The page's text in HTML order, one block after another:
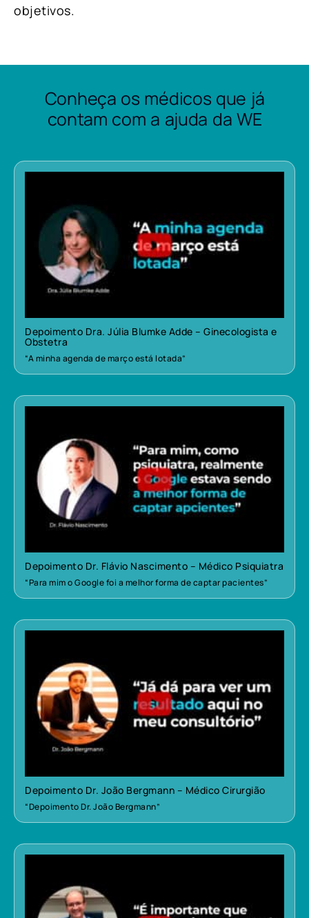
objetivos.
Conheça os médicos que já
contam com a ajuda da WE
Depoimento Dra. Júlia Blumke Adde – Ginecologista e
Obstetra
“A minha agenda de março está lotada”
Depoimento Dr. Flávio Nascimento – Médico Psiquiatra
“Para mim o Google foi a melhor forma de captar pacientes”
Depoimento Dr. João Bergmann – Médico Cirurgião
“Depoimento Dr. João Bergmann”